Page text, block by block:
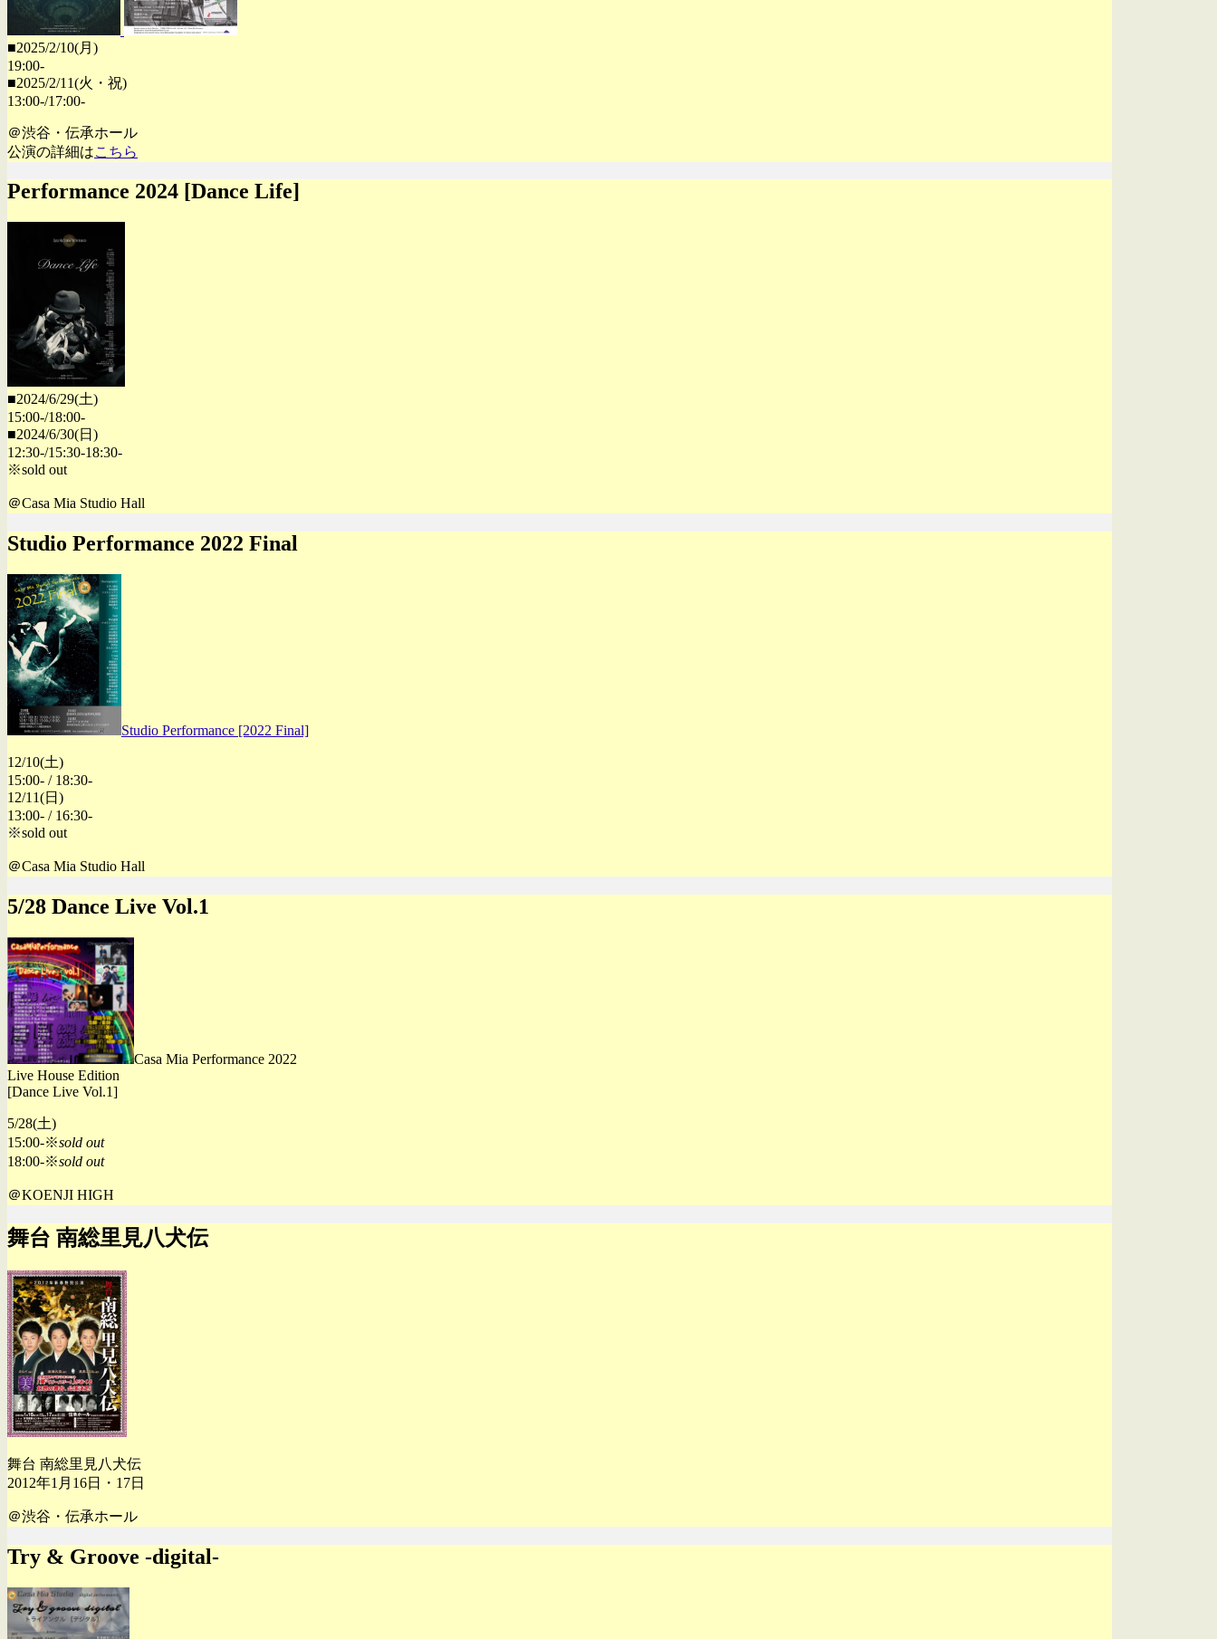
■2025/2/10(月)
19:00-
■2025/2/11(火・祝)
13:00-/17:00-
＠渋谷・伝承ホール
公演の詳細はこちら
Performance 2024 [Dance Life]
■2024/6/29(土)
15:00-/18:00-
■2024/6/30(日)
12:30-/15:30-18:30-
※sold out
＠Casa Mia Studio Hall
Studio Performance 2022 Final
Studio Performance [2022 Final]
12/10(土)
15:00- / 18:30-
12/11(日)
13:00- / 16:30-
※sold out
＠Casa Mia Studio Hall
5/28 Dance Live Vol.1
Casa Mia Performance 2022
Live House Edition
[Dance Live Vol.1]
5/28(土)
15:00-※sold out
18:00-※sold out
＠KOENJI HIGH
舞台 南総里見八犬伝
舞台 南総里見八犬伝
2012年1月16日・17日
＠渋谷・伝承ホール
Try & Groove -digital-